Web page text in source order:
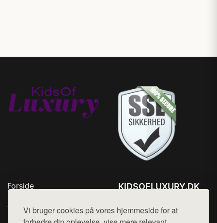
Vi bruger cookies på vores hjemmeside for at
Forside
Top Rabatter
Kontakt
KIDSOFLUXURY.DK
Mail: hej@want.dk